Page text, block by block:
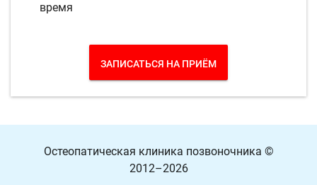
время
ЗАПИСАТЬСЯ НА ПРИЁМ
Остеопатическая клиника позвоночника ©
2012–2026